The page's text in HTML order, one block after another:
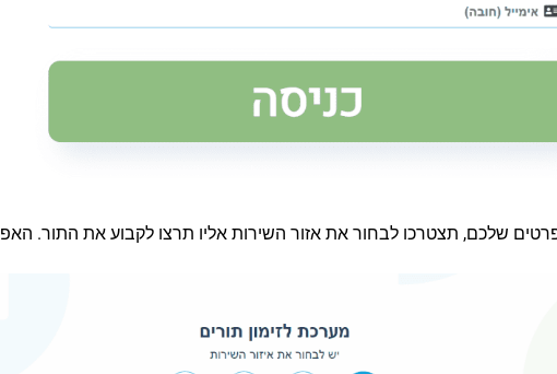
שלכם, תצטרכו לבחור את אזור השירות אליו תרצו לקבוע את התור.